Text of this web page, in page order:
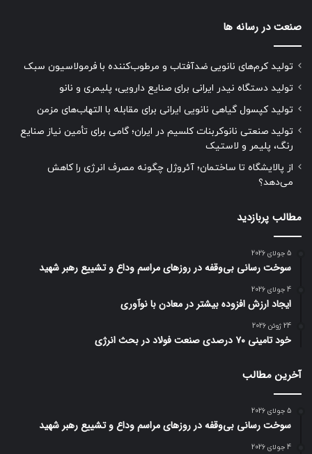
صنعت در رسانه ها
تولید کرم‌های نانویی ضدآفتاب و مرطوب‌کننده با فرمولاسیون سبک
تولید دستگاه نیدر ایرانی برای صنایع دارویی، پلیمری و نانو
تولید کپسول گیاهی نانویی ایرانی برای مقابله با التهاب‌های مزمن
تولید صنعتی نانوکربنات کلسیم در ایران؛ گامی برای تأمین نیاز صنایع
رنگ، پلیمر و لاستیک
از پالایشگاه تا ساختمان؛ آئروژل چگونه مصرف انرژی را کاهش
می‌دهد؟
مطالب پربازدید
5 جولای 2026
سوخت رسانی بی‌وقفه در روز‌های مراسم وداع و تشییع رهبر شهید
4 جولای 2026
ایجاد ارزش افزوده بیشتر در معادن با نوآوری
24 ژوئن 2026
خود تامینی ۷۰ درصدی صنعت فولاد در بحث انرژی
آخرین مطالب
5 جولای 2026
سوخت رسانی بی‌وقفه در روز‌های مراسم وداع و تشییع رهبر شهید
4 جولای 2026